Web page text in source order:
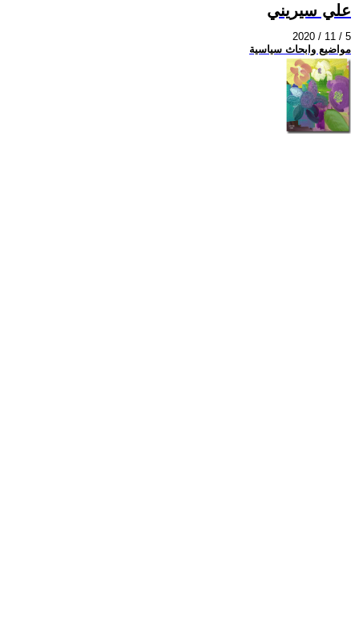
علي سيريني
2020 / 11 / 5
مواضيع وابحاث سياسية